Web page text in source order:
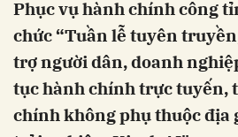
Phục vụ hành chính công
chức “Tuần lễ tuyên
trợ người dân, doanh
tục hành chính trực tuyến,
chính không phụ thuộc địa